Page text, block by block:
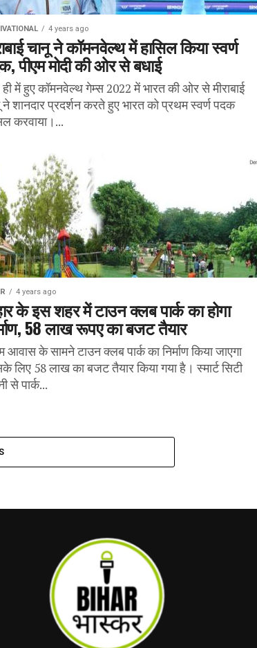
4 years ago
चानू ने कॉमनवेल्थ में हासिल किया स्वर्ण
पीएम मोदी की ओर से बधाई
ही में हुए कॉमनवेल्थ गेम्स 2022 में भारत की ओर से मीराबाई
ने शानदार प्रदर्शन करते हुए भारत को प्रथम स्वर्ण पदक
करवाया।...
4 years ago
के इस शहर में टाउन क्लब पार्क का होगा
58 लाख रूपए का बजट तैयार
आवास के सामने टाउन क्लब पार्क का निर्माण किया जाएगा
लिए 58 लाख का बजट तैयार किया गया है। स्मार्ट सिटी
से पार्क...